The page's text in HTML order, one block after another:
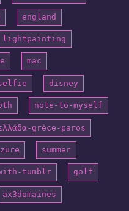
england
lightpainting
mac
disney
note-to-myself
grèce-paros
summer
tumblr golf
ax3domaines